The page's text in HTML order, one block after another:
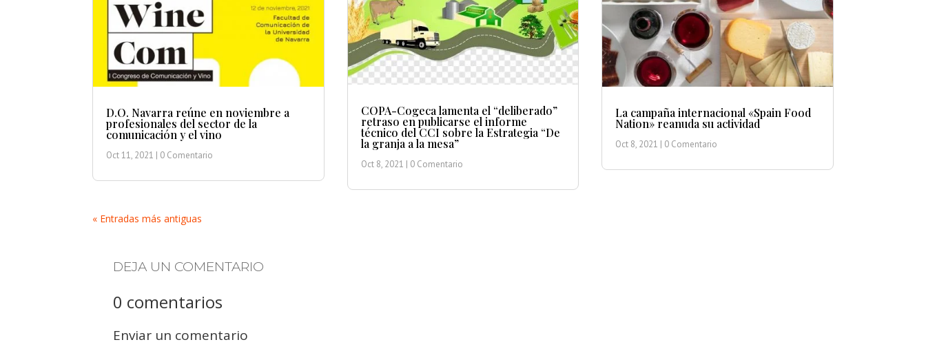
D.O. Navarra reúne en noviembre a
profesionales del sector de la
comunicación y el vino
Oct 11, 2021 | 0 Comentario
COPA-Cogeca lamenta el “deliberado”
retraso en publicarse el informe
técnico del CCI sobre la Estrategia “De
la granja a la mesa”
Oct 8, 2021 | 0 Comentario
La campaña internacional «Spain Food
Nation» reanuda su actividad
Oct 8, 2021 | 0 Comentario
« Entradas más antiguas
DEJA UN COMENTARIO
0 comentarios
Enviar un comentario